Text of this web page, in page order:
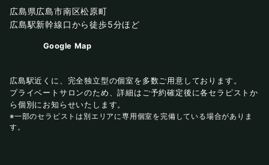
広島県広島市南区松原町
広島駅新幹線口から徒歩5分ほど
Google Map
広島駅近くに、完全独立型の個室を多数ご用意しております。
プライベートサロンのため、詳細はご予約確定後に各セラピストか
ら個別にお知らせいたします。
※一部のセラピストは別エリアに専用個室を完備している場合がありま
す。